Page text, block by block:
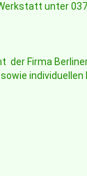
unter
Firma
individuellen